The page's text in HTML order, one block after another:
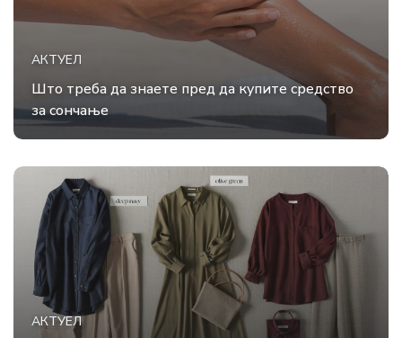
АКТУЕЛ
Што треба да знаете пред да купите средство
за сончање
АКТУЕЛ